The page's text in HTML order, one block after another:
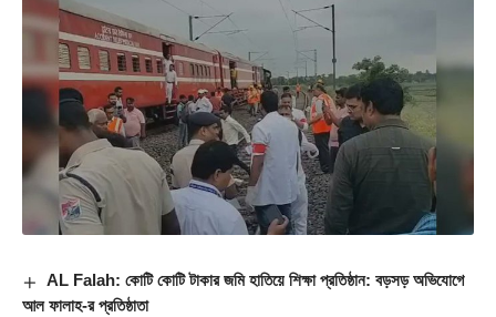
AL Falah: কোটি কোটি টাকার জমি হাতিয়ে শিক্ষা প্রতিষ্ঠান: বড়সড় অভিযোগে
আল ফালাহ-র প্রতিষ্ঠাতা